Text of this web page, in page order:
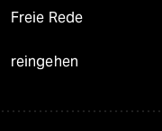
Freie Rede
reingehen